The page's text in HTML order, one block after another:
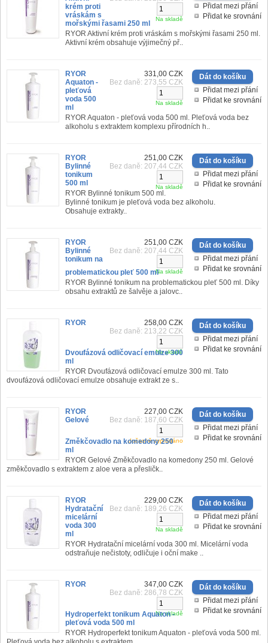
Přidat mezi přání
Přidat ke srovnání
Na skladě
krém proti
vráskám s
mořskými řasami 250 ml
RYOR Aktivní krém proti vráskám s mořskými řasami 250 ml.
Aktivní krém obsahuje výjimečný př..
Přidat mezi přání
Přidat ke srovnání
331,00 CZK
Bez daně: 273,55 CZK
Na skladě
RYOR
Aquaton -
pleťová
voda 500
ml
RYOR Aquaton - pleťová voda 500 ml. Pleťová voda bez
alkoholu s extraktem komplexu přírodních h..
Přidat mezi přání
Přidat ke srovnání
251,00 CZK
Bez daně: 207,44 CZK
Na skladě
RYOR
Bylinné
tonikum
500 ml
RYOR Bylinné tonikum 500 ml.
Bylinné tonikum je pleťová voda bez alkoholu.
Obsahuje extrakty..
Přidat mezi přání
Přidat ke srovnání
251,00 CZK
Bez daně: 207,44 CZK
Na skladě
RYOR
Bylinné
tonikum na
problematickou pleť 500 ml
RYOR Bylinné tonikum na problematickou pleť 500 ml. Díky
obsahu extraktů ze šalvěje a jalovc..
Přidat mezi přání
Přidat ke srovnání
258,00 CZK
Bez daně: 213,22 CZK
Na skladě
RYOR
Dvoufázová odličovací emulze 300
ml
RYOR Dvoufázová odličovací emulze 300 ml. Tato
dvoufázová odličovací emulze obsahuje extrakt ze s..
Přidat mezi přání
Přidat ke srovnání
227,00 CZK
Bez daně: 187,60 CZK
dočasně vyprodáno
RYOR
Gelové
Změkčovadlo na komedony 250
ml
RYOR Gelové Změkčovadlo na komedony 250 ml. Gelové
změkčovadlo s extraktem z aloe vera a přesličk..
Přidat mezi přání
Přidat ke srovnání
229,00 CZK
Bez daně: 189,26 CZK
Na skladě
RYOR
Hydratační
micelární
voda 300
ml
RYOR Hydratační micelární voda 300 ml. Micelární voda
odstraňuje nečistoty, odličuje i oční make ..
Přidat mezi přání
Přidat ke srovnání
347,00 CZK
Bez daně: 286,78 CZK
Na skladě
RYOR
Hydroperfekt tonikum Aquaton -
pleťová voda 500 ml
RYOR Hydroperfekt tonikum Aquaton - pleťová voda 500 ml.